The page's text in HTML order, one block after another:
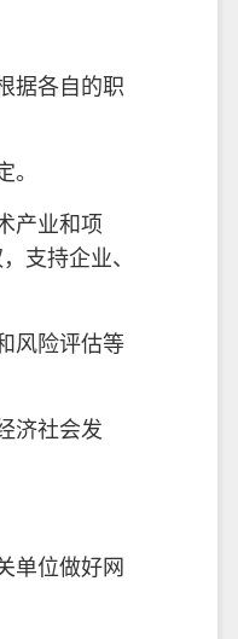
据各自的职
产业和项
支持企业、
风险评估等
济社会发
单位做好网